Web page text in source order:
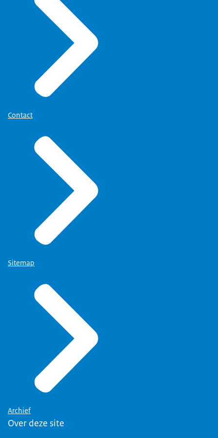
Contact
Sitemap
Archief
Over deze site